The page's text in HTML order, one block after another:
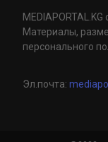
Материалы,
персонального
Эл.почта: